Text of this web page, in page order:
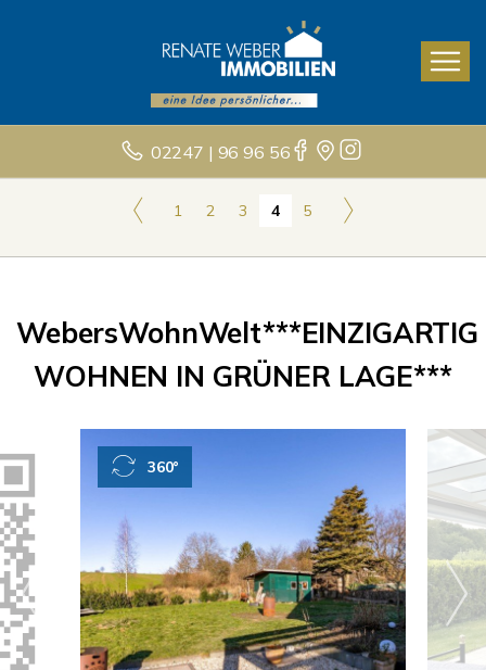
02247 | 96 96 56
1 2 3 4 5
WebersWohnWelt***EINZIGARTIG
WOHNEN IN GRÜNER LAGE***
360°